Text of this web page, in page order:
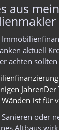
aus
aktuell
achten sollten
ist für
oder